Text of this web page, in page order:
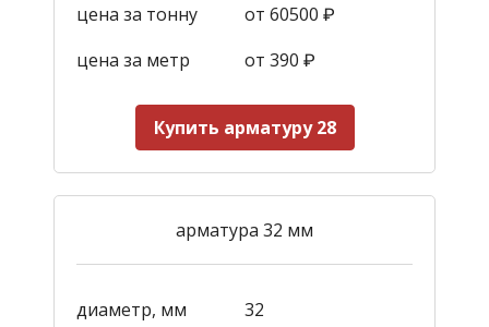
цена за тонну
от 60500 ₽
цена за метр
от 390 ₽
Купить арматуру 28
арматура 32 мм
диаметр, мм
32